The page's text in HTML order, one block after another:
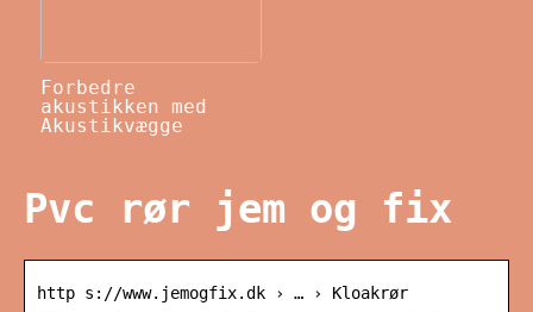
Forbedre
akustikken med
Akustikvægge
Pvc rør jem og fix
http s://www.jemogfix.dk › … › Kloakrør